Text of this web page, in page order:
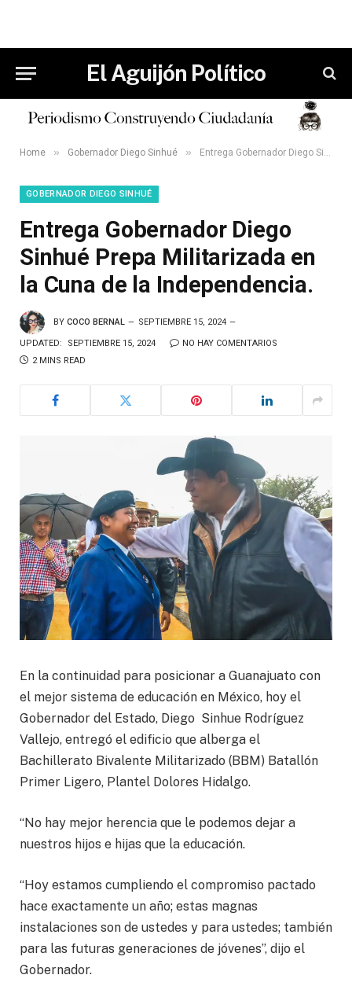
El Aguijón Político
Home » Gobernador Diego Sinhué » Entrega Gobernador Diego Sinhué Prepa Militarizada en la Cuna de la Independencia.
GOBERNADOR DIEGO SINHUÉ
Entrega Gobernador Diego
Sinhué Prepa Militarizada en
la Cuna de la Independencia.
BY COCO BERNAL SEPTIEMBRE 15, 2024
UPDATED: SEPTIEMBRE 15, 2024
NO HAY COMENTARIOS
2 MINS READ
En la continuidad para posicionar a Guanajuato con
el mejor sistema de educación en México, hoy el
Gobernador del Estado, Diego Sinhue Rodríguez
Vallejo, entregó el edificio que alberga el
Bachillerato Bivalente Militarizado (BBM) Batallón
Primer Ligero, Plantel Dolores Hidalgo.
“No hay mejor herencia que le podemos dejar a
nuestros hijos e hijas que la educación.
“Hoy estamos cumpliendo el compromiso pactado
hace exactamente un año; estas magnas
instalaciones son de ustedes y para ustedes; también
para las futuras generaciones de jóvenes”, dijo el
Gobernador.